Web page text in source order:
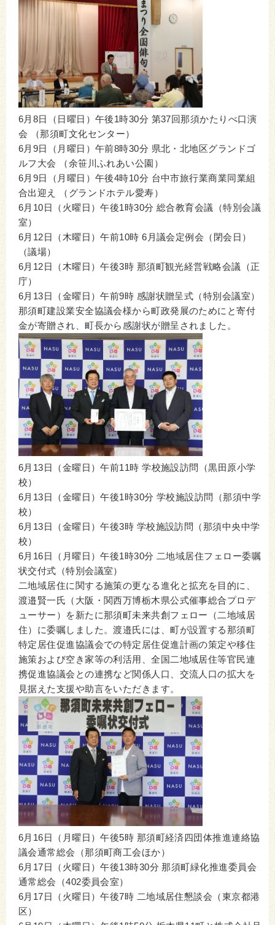
6月8日（日曜日）午後1時30分 第37回那須かたりべ口演
会 （那須町文化センター）
6月9日（月曜日）午前8時30分 県北・北地区グランドゴ
ルフ大会 （余笹川ふれあい公園）
6月9日（月曜日）午後4時10分 台中市旅行業商業同業組
合出迎え （グランドホテル愛寿）
6月10日（火曜日）午後1時30分 総合教育会議（特別会議
室）
6月12日（木曜日）午前10時 6月議会定例会（閉会日）
（議場）
6月12日（木曜日）午後3時 那須町観光経営戦略会議（正
庁）
6月13日（金曜日）午前9時 感謝状贈呈式（特別会議室）
那須町建設業安全協議会様から町政発展のためにと寄付
金が寄贈され、町長から感謝状が贈呈されました。
6月13日（金曜日）午前11時 学校施設訪問（黒田原小学
校）
6月13日（金曜日）午後1時30分 学校施設訪問（那須中学
校）
6月13日（金曜日）午後3時 学校施設訪問（那須中央中学
校）
6月16日（月曜日）午後1時30分 二地域居住フェロー委嘱
状交付式（特別会議室）
二地域居住に関する施策の更なる進化と拡充を目的に、
渡邉賢一氏（大阪・関西万博栃木県公式催事総合プロデ
ューサー）を新たに那須町未来共創フェロー（二地域居
住）に委嘱しました。渡邉氏には、町が設置する那須町
特定居住促進協議会での特定居住促進計画の策定や移住
施策および空き家等の利活用、全国二地域居住等官民連
携促進協議会との連携など関係人口、交流人口の拡大を
見据えた支援や助言をいただきます。
6月16日（月曜日）午後5時 那須町経済四団体推進連絡協
議会通常総会（那須町商工会ほか）
6月17日（火曜日）午後13時30分 那須町緑化推進委員会
通常総会（402委員会室）
6月17日（火曜日）午後7時 二地域居住懇談会（東京都港
区）